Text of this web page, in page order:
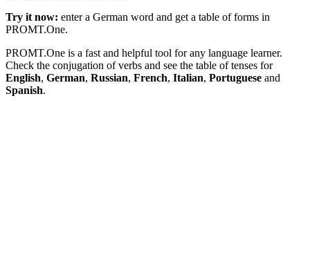
Try it now: enter a German word and get a table of forms in
PROMT.One.
PROMT.One is a fast and helpful tool for any language learner.
Check the conjugation of verbs and see the table of tenses for
English, German, Russian, French, Italian, Portuguese and
Spanish.